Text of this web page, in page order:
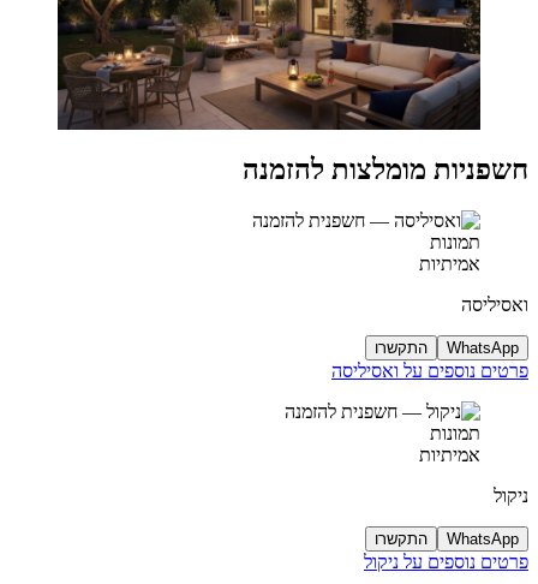
חשפניות מומלצות להזמנה
תמונות
אמיתיות
ואסיליסה
WhatsApp התקשרו
פרטים נוספים על ואסיליסה
תמונות
אמיתיות
ניקול
WhatsApp התקשרו
פרטים נוספים על ניקול